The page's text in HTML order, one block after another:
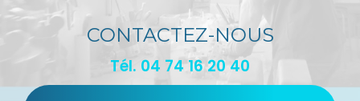
CONTACTEZ-NOUS
Tél. 04 74 16 20 40